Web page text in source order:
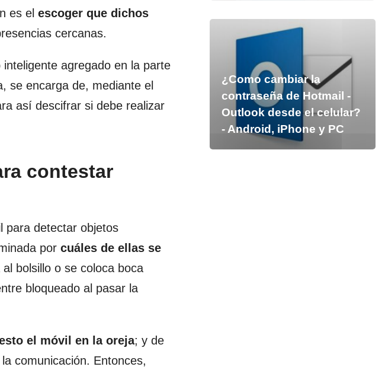
es el escoger que dichos
cercanas.
agregado en la parte
se encarga de, mediante el
así descifrar si debe realizar
contestar
para detectar objetos
por cuáles de ellas se
bolsillo o se coloca boca
bloqueado al pasar la
el móvil en la oreja; y de
comunicación. Entonces,
¿Como cambiar la
contraseña de Hotmail -
Outlook desde el celular?
- Android, iPhone y PC